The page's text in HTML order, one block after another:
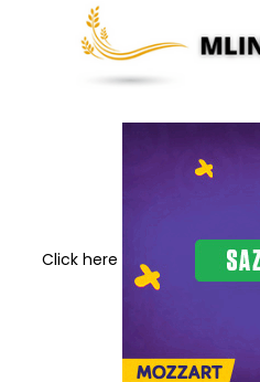
Click here